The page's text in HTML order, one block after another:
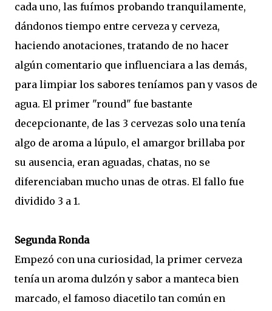
cada uno, las fuímos probando tranquilamente,
dándonos tiempo entre cerveza y cerveza,
haciendo anotaciones, tratando de no hacer
algún comentario que influenciara a las demás,
para limpiar los sabores teníamos pan y vasos de
agua. El primer "round" fue bastante
decepcionante, de las 3 cervezas solo una tenía
algo de aroma a lúpulo, el amargor brillaba por
su ausencia, eran aguadas, chatas, no se
diferenciaban mucho unas de otras. El fallo fue
dividido 3 a 1.
Segunda Ronda
Empezó con una curiosidad, la primer cerveza
tenía un aroma dulzón y sabor a manteca bien
marcado, el famoso diacetilo tan común en